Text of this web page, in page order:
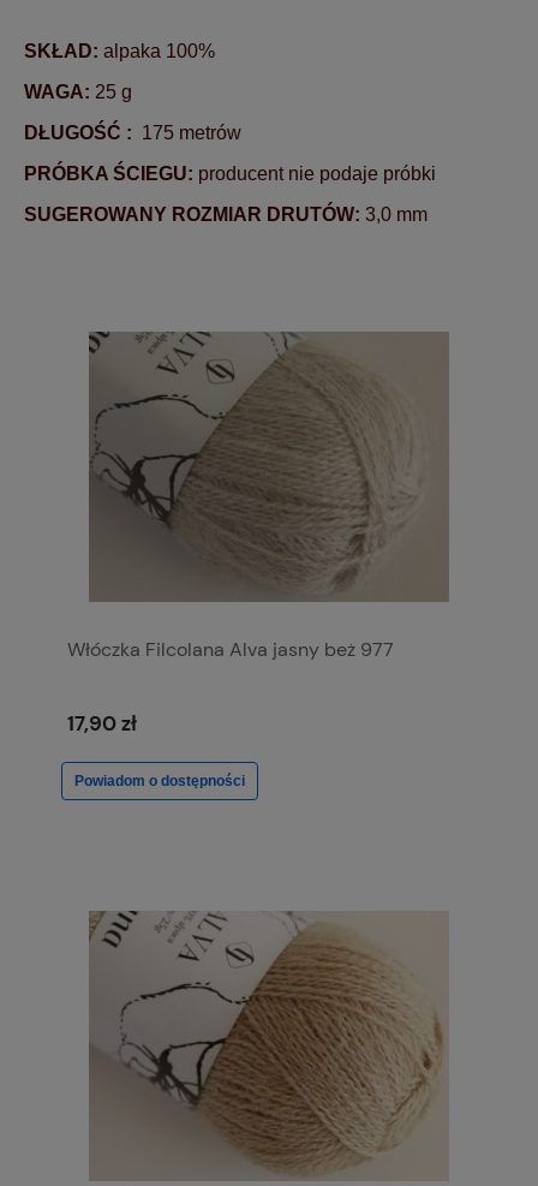
SKŁAD: alpaka 100%
WAGA: 25 g
DŁUGOŚĆ : 175 metrów
PRÓBKA ŚCIEGU: producent nie podaje próbki
SUGEROWANY ROZMIAR DRUTÓW: 3,0 mm
Włóczka Filcolana Alva jasny beż 977
17,90 zł
Powiadom o dostępności